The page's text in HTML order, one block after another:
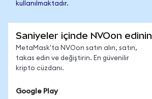
kullanılmaktadır.
Saniyeler içinde NVOon edinin
MetaMask'ta NVOon satın alın, satın,
takas edin ve değiştirin. En güvenilir
kripto cüzdanı.
Google Play